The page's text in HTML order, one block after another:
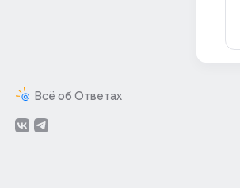
Всё об Ответах